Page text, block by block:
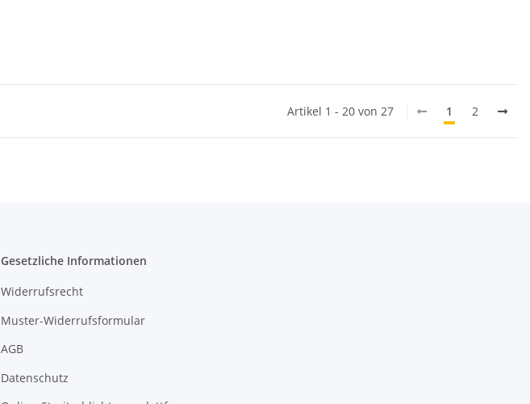
Artikel 1 - 20 von 27 1 2
Gesetzliche Informationen
Widerrufsrecht
Muster-Widerrufsformular
AGB
Datenschutz